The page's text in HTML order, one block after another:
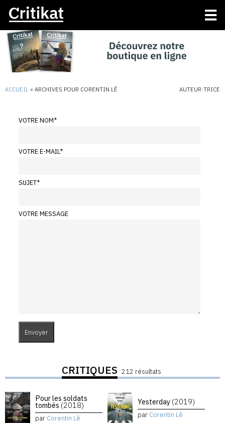
ACCUEIL » ARCHIVES POUR CORENTIN LÊ AUTEUR·TRICE
VOTRE NOM*
VOTRE E-MAIL*
SUJET*
VOTRE MESSAGE
CRITIQUES 212 résultats
Pour les soldats
tombés (2018)
par Corentin Lê
Yesterday (2019)
par Corentin Lê